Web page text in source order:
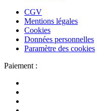
CGV
Mentions légales
Cookies
Données personnelles
Paramètre des cookies
Paiement :